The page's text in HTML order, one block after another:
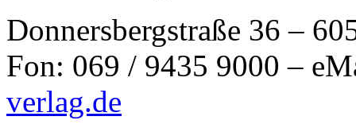
Donnersbergstraße 36 –
Fon: 069 / 9435 9000 –
verlag.de